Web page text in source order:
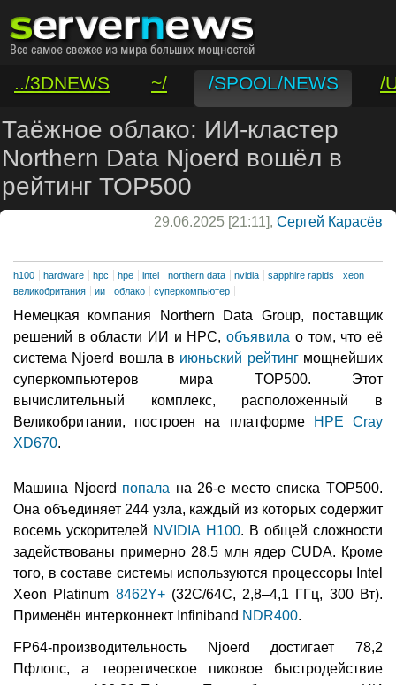
../3DNEWS ~/ /SPOOL/NEWS
/
/VAR/CONTACT
Таёжное облако: ИИ-кластер
Northern Data Njoerd вошёл в
рейтинг TOP500
29.06.2025 [21:11], Сергей Карасёв
h100 hardware hpc hpe intel northern data nvidia sapphire rapids
xeon
великобритания
ии облако суперкомпьютер
Немецкая компания Northern Data Group, поставщик
решений в области ИИ и НРС,объявила о том, что её
система Njoerd вошла в июньский рейтингмощнейших
суперкомпьютеров мира TOP500. Этот
вычислительный комплекс, расположенный в
Великобритании, построен на платформе
HPE Cray
XD670.
Машина Njoerd попала на 26-е место списка TOP500.
Она объединяет 244 узла, каждый из которых содержит
восемь ускорителей NVIDIA H100. В общей сложности
задействованы примерно 28,5 млн ядер CUDA. Кроме
того, в составе системы используются процессоры Intel
Xeon Platinum 8462Y+(32C/64C, 2,8–4,1 ГГц, 300 Вт).
Применён интерконнект Infiniband NDR400.
FP64-производительность Njoerd достигает 78,2
Пфлопс, а теоретическое пиковое быстродействие